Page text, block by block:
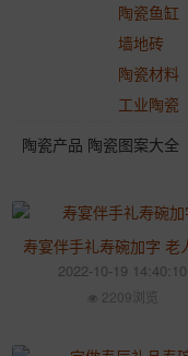
陶瓷鱼缸
墙地砖
陶瓷材料
工业陶瓷
陶瓷产品 陶瓷图案大全
2022-10-19 14:40:10
2209浏览